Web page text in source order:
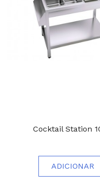
Cocktail Station
ADICIONAR